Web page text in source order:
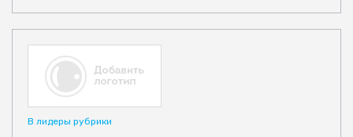
В лидеры рубрики